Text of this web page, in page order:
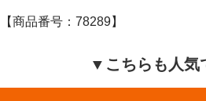
【商品番号：78289】
▼こちらも人気